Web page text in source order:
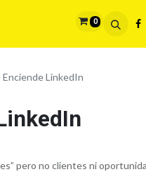
0
Enciende LinkedIn
pero no clientes ni